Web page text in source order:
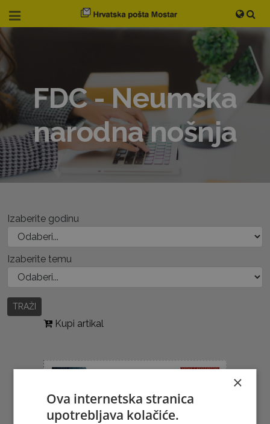
FDC - Neumska
narodna nošnja
Izaberite godinu
Izaberite temu
TRAŽI
Kupi artikal
×
Ova internetska stranica
upotrebljava kolačiće.